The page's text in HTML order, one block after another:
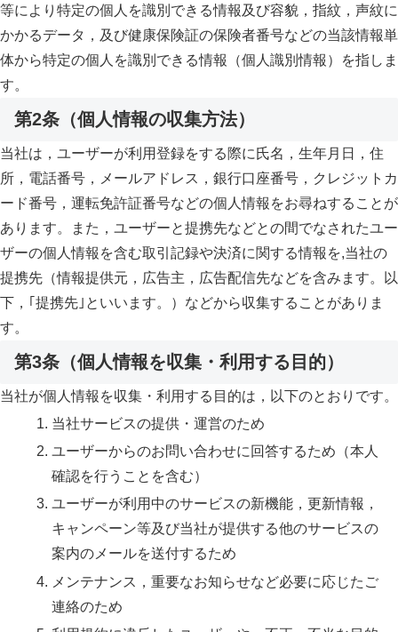
等により特定の個人を識別できる情報及び容貌，指紋，声紋に
かかるデータ，及び健康保険証の保険者番号などの当該情報単
体から特定の個人を識別できる情報（個人識別情報）を指しま
す。
第2条（個人情報の収集方法）
当社は，ユーザーが利用登録をする際に氏名，生年月日，住
所，電話番号，メールアドレス，銀行口座番号，クレジットカ
ード番号，運転免許証番号などの個人情報をお尋ねすることが
あります。また，ユーザーと提携先などとの間でなされたユー
ザーの個人情報を含む取引記録や決済に関する情報を,当社の
提携先（情報提供元，広告主，広告配信先などを含みます。以
下，｢提携先｣といいます。）などから収集することがありま
す。
第3条（個人情報を収集・利用する目的）
当社が個人情報を収集・利用する目的は，以下のとおりです。
当社サービスの提供・運営のため
ユーザーからのお問い合わせに回答するため（本人
確認を行うことを含む）
ユーザーが利用中のサービスの新機能，更新情報，
キャンペーン等及び当社が提供する他のサービスの
案内のメールを送付するため
メンテナンス，重要なお知らせなど必要に応じたご
連絡のため